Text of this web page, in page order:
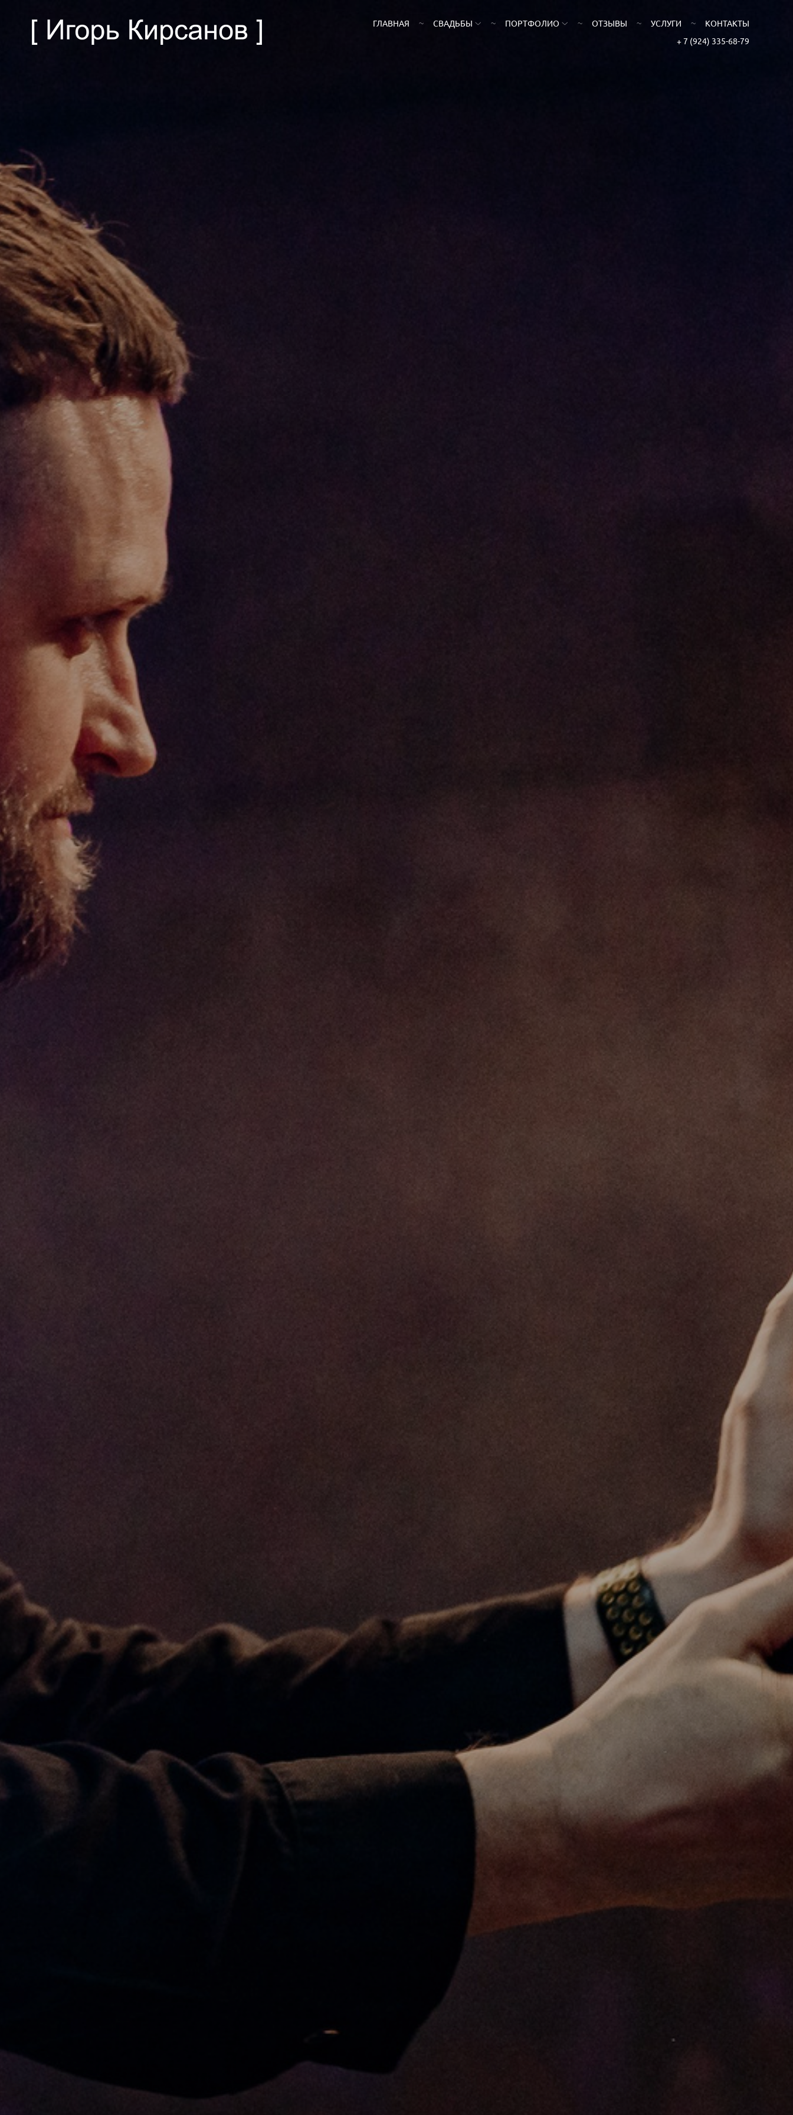
ГЛАВНАЯ СВАДЬБЫ ПОРТФОЛИО ОТЗЫВЫ УСЛУГИ
КОНТАКТЫ
+ 7 (924) 335-68-79